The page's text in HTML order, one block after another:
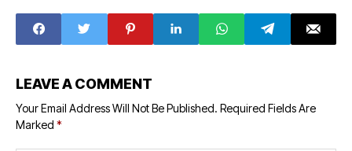
LEAVE A COMMENT
Your Email Address Will Not Be Published. Required Fields Are
Marked *